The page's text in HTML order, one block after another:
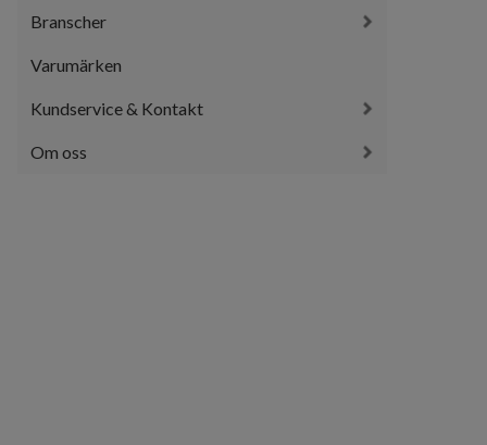
Branscher
Varumärken
Kundservice & Kontakt
Om oss